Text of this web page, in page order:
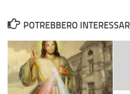
POTREBBERO